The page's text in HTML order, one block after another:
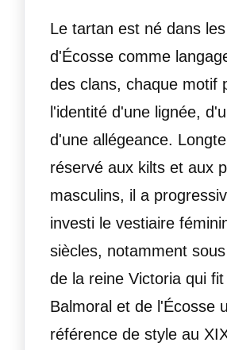
Le tartan est né dans
d'Écosse comme
des clans, chaque motif
l'identité d'une lignée,
d'une allégeance.
réservé aux kilts et aux
masculins, il a
investi le vestiaire
siècles, notamment
de la reine Victoria qui
Balmoral et de l'Écosse
référence de style au